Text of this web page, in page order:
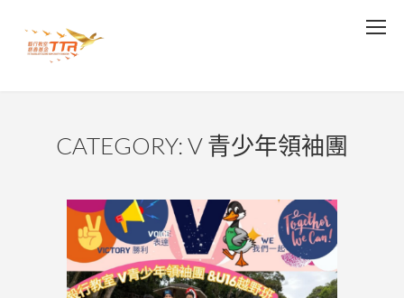
CATEGORY: V 青少年領袖團